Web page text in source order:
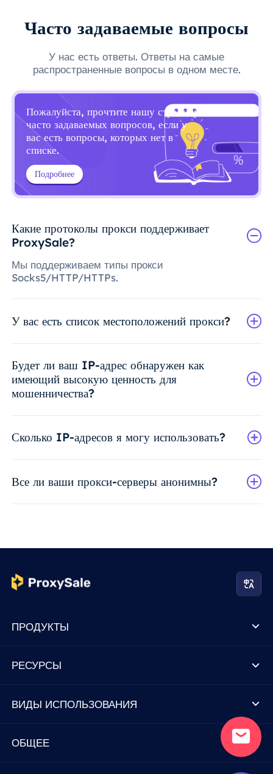
Часто задаваемые вопросы
У нас есть ответы. Ответы на самые
распространенные вопросы в одном месте.
Пожалуйста, прочтите нашу страницу
часто задаваемых вопросов, если у
вас есть вопросы, которых нет в
списке.
Подробнее
Какие протоколы прокси поддерживает
ProxySale?
Мы поддерживаем типы прокси
Socks5/HTTP/HTTPs.
У вас есть список местоположений прокси?
Будет ли ваш IP-адрес обнаружен как
имеющий высокую ценность для
мошенничества?
Сколько IP-адресов я могу использовать?
Все ли ваши прокси-серверы анонимны?
ПРОДУКТЫ
РЕСУРСЫ
ВИДЫ ИСПОЛЬЗОВАНИЯ
ОБЩЕЕ